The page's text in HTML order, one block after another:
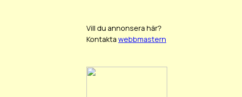
Vill du annonsera här?
Kontakta webbmastern